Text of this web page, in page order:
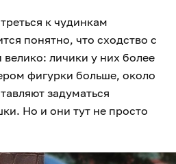
к чудинкам
понятно, что сходство с
личики у них более
фигурки больше, около
задуматься
Но и они тут не просто